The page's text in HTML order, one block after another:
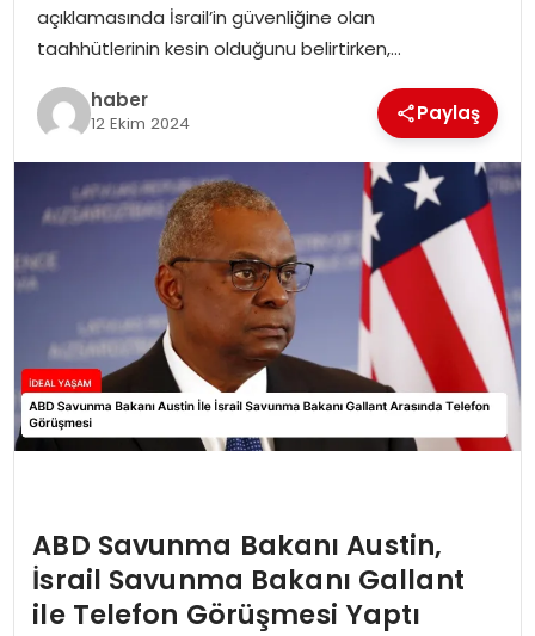
açıklamasında İsrail’in güvenliğine olan
taahhütlerinin kesin olduğunu belirtirken,…
haber
12 Ekim 2024 Paylaş
ABD Savunma Bakanı Austin,
İsrail Savunma Bakanı Gallant
ile Telefon Görüşmesi Yaptı